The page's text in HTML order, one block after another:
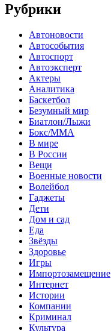
Рубрики
Автоновости
Автособытия
Автоспорт
Автоэксперт
Актеры
Аналитика
Баскетбол
Безумный мир
Биатлон/Лыжи
Бокс/MMA
В мире
В России
Вещи
Военные новости
Волейбол
Гаджеты
Дети
Дом и сад
Еда
Звёзды
Здоровье
Игры
Импортозамещение
Интернет
Истории
Компании
Криминал
Культура